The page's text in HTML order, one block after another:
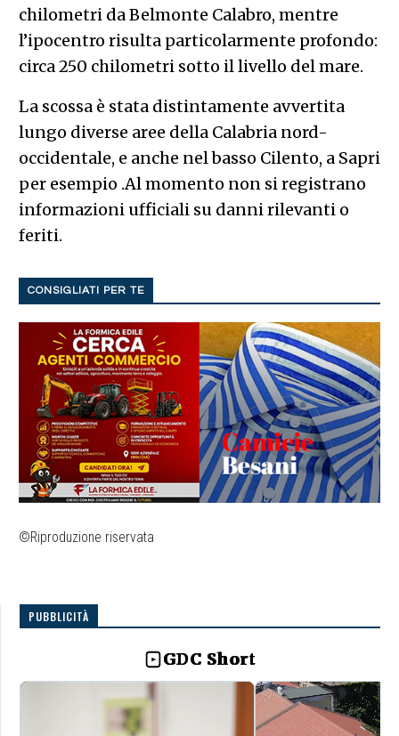
chilometri da Belmonte Calabro, mentre
l’ipocentro risulta particolarmente profondo:
circa 250 chilometri sotto il livello del mare.
La scossa è stata distintamente avvertita
lungo diverse aree della Calabria nord-
occidentale, e anche nel basso Cilento, a Sapri
per esempio .Al momento non si registrano
informazioni ufficiali su danni rilevanti o
feriti.
CONSIGLIATI PER TE
©Riproduzione riservata
PUBBLICITÀ
GDC Short